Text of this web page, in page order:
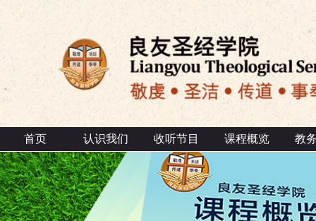
首页 认识我们 收听节目 课程概览 教